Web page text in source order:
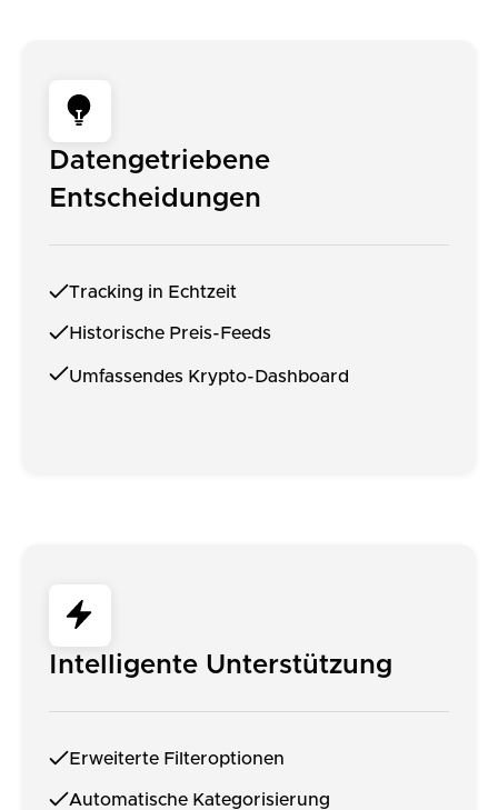
Datengetriebene
Entscheidungen
Tracking in Echtzeit
Historische Preis-Feeds
Umfassendes Krypto-Dashboard
Intelligente Unterstützung
Erweiterte Filteroptionen
Automatische Kategorisierung